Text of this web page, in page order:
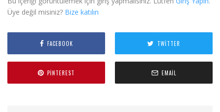
Üye değil misiniz? Bize katılın
FACEBOOK TWITTER
PINTEREST EMAIL